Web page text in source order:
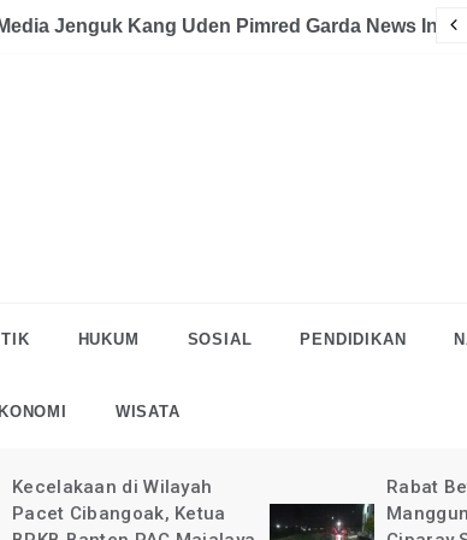
Halau LSM Dipolisikan
HUKUM SOSIAL PENDIDIKAN
WISATA
Rabat Beton Desa
Manggungharja Kec.
di Desa